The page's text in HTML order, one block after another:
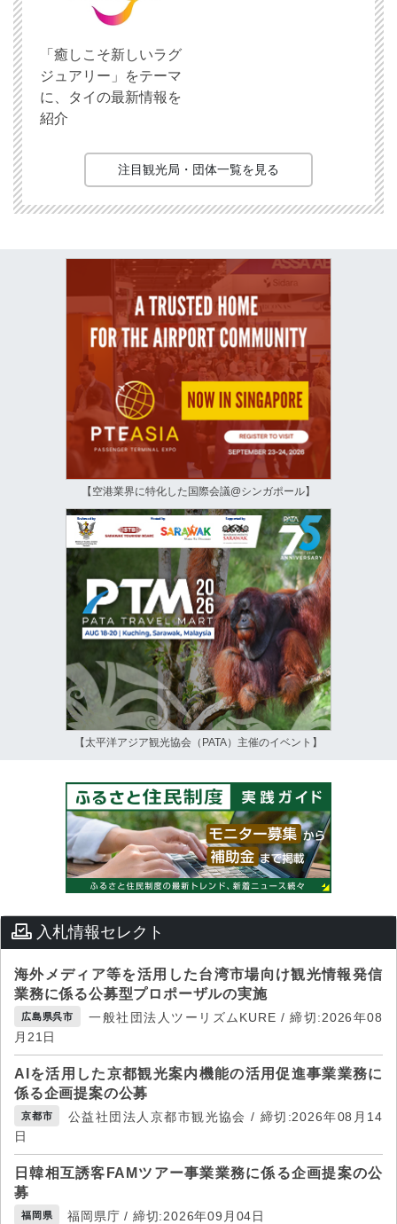
「癒しこそ新しいラグ
ジュアリー」をテーマ
に、タイの最新情報を
紹介
注目観光局・団体一覧を見る
【空港業界に特化した国際会議@シンガポール】
【太平洋アジア観光協会（PATA）主催のイベント】
入札情報セレクト
海外メディア等を活用した台湾市場向け観光情報発信
業務に係る公募型プロポーザルの実施
広島県呉市
一般社団法人ツーリズムKURE / 締切:2026年08
月21日
AIを活用した京都観光案内機能の活用促進事業業務に
係る企画提案の公募
京都市
公益社団法人京都市観光協会 / 締切:2026年08月14
日
日韓相互誘客FAMツアー事業業務に係る企画提案の公
募
福岡県 福岡県庁 / 締切:2026年09月04日